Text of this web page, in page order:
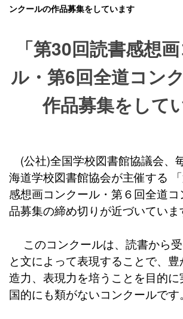
ンクールの作品募集をしています
「第30回読書感想
ル・第6回全道コン
作品募集をして
(公社)全国学校図書館協議会、
海道学校図書館協会が主催する
感想画コンクール・第６回全道
品募集の締め切りが近づいていま
このコンクールは、読書から
と文によって表現することで、
造力、表現力を培うことを目的
国的にも類がないコンクールです。